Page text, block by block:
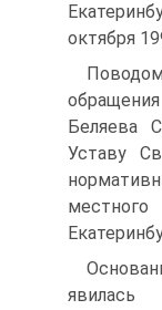
октября
Беляева
Уставу